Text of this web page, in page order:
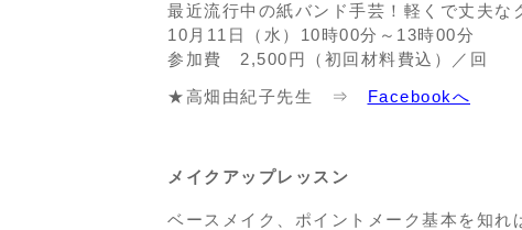
最近流行中の紙バンド手芸！軽くで丈夫な
10月11日（水）10時00分～13時00分
参加費 2,500円（初回材料費込）／回
★高畑由紀子先生 ⇒ Facebookへ
メイクアップレッスン
ベースメイク、ポイントメーク基本を知れ